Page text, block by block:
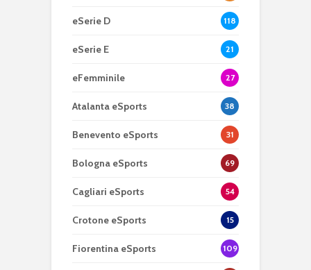
eSerie D 118
eSerie E 21
eFemminile 27
Atalanta eSports 38
Benevento eSports 31
Bologna eSports 69
Cagliari eSports 54
Crotone eSports 15
Fiorentina eSports 109